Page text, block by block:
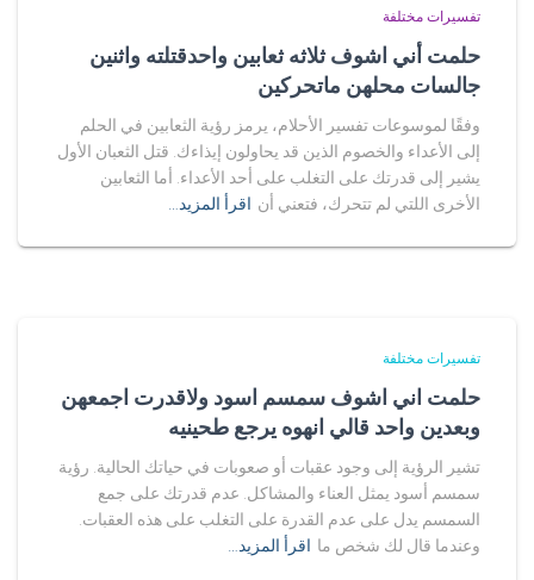
تفسيرات مختلفة
حلمت أني اشوف ثلاثه ثعابين واحدقتلته واثنين
جالسات محلهن ماتحركين
وفقًا لموسوعات تفسير الأحلام، يرمز رؤية الثعابين في الحلم
إلى الأعداء والخصوم الذين قد يحاولون إيذاءك. قتل الثعبان الأول
يشير إلى قدرتك على التغلب على أحد الأعداء. أما الثعابين
الأخرى اللتي لم تتحرك، فتعني أن اقرأ المزيد…
تفسيرات مختلفة
حلمت اني اشوف سمسم اسود ولاقدرت اجمعهن
وبعدين واحد قالي انهوه يرجع طحينيه
تشير الرؤية إلى وجود عقبات أو صعوبات في حياتك الحالية. رؤية
سمسم أسود يمثل العناء والمشاكل. عدم قدرتك على جمع
السمسم يدل على عدم القدرة على التغلب على هذه العقبات.
وعندما قال لك شخص ما اقرأ المزيد…